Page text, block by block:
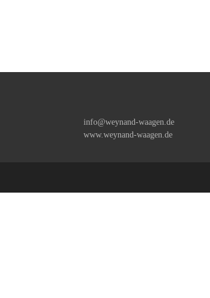
info@weynand-waagen.de
www.weynand-waagen.de